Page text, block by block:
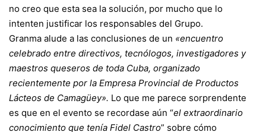
no creo que esta sea la solución, por mucho que lo
intenten justificar los responsables del Grupo.
Granma alude a las conclusiones de un «encuentro
celebrado entre directivos, tecnólogos, investigadores y
maestros queseros de toda Cuba, organizado
recientemente por la Empresa Provincial de Productos
Lácteos de Camagüey». Lo que me parece sorprendente
es que en el evento se recordase aún “el extraordinario
conocimiento que tenía Fidel Castro” sobre cómo